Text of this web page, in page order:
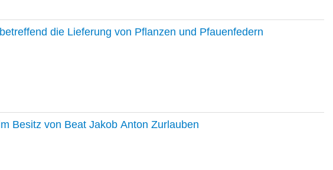
die Lieferung von Pflanzen und Pfauenfedern
Besitz von Beat Jakob Anton Zurlauben